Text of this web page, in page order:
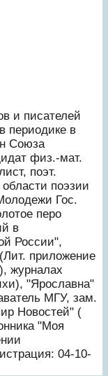
и писателей
периодике в
Союза
физ.-мат.
поэт.
поэзии
Гос.
перо
в
России",
приложение
журналах
"Ярославна"
МГУ, зам.
Новостей" (
"Моя
04-10-